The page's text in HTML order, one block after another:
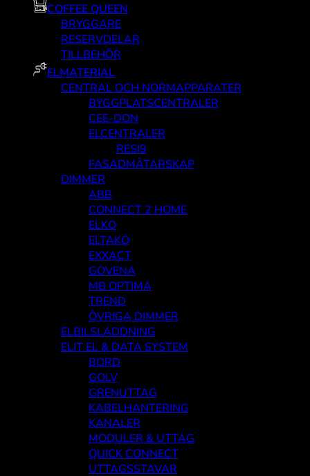
COFFEE QUEEN
BRYGGARE
RESERVDELAR
TILLBEHÖR
ELMATERIAL
CENTRAL OCH NORMAPPARATER
BYGGPLATSCENTRALER
CEE-DON
ELCENTRALER
RESI9
FASADMÄTARSKAP
DIMMER
ABB
CONNECT 2 HOME
ELKO
ELTAKO
EXXACT
GOVENA
MB OPTIMA
TREND
ÖVRIGA DIMMER
ELBILSLADDNING
ELIT EL & DATA SYSTEM
BORD
GOLV
GRENUTTAG
KABELHANTERING
KANALER
MODULER & UTTAG
QUICK CONNECT
UTTAGSSTAVAR